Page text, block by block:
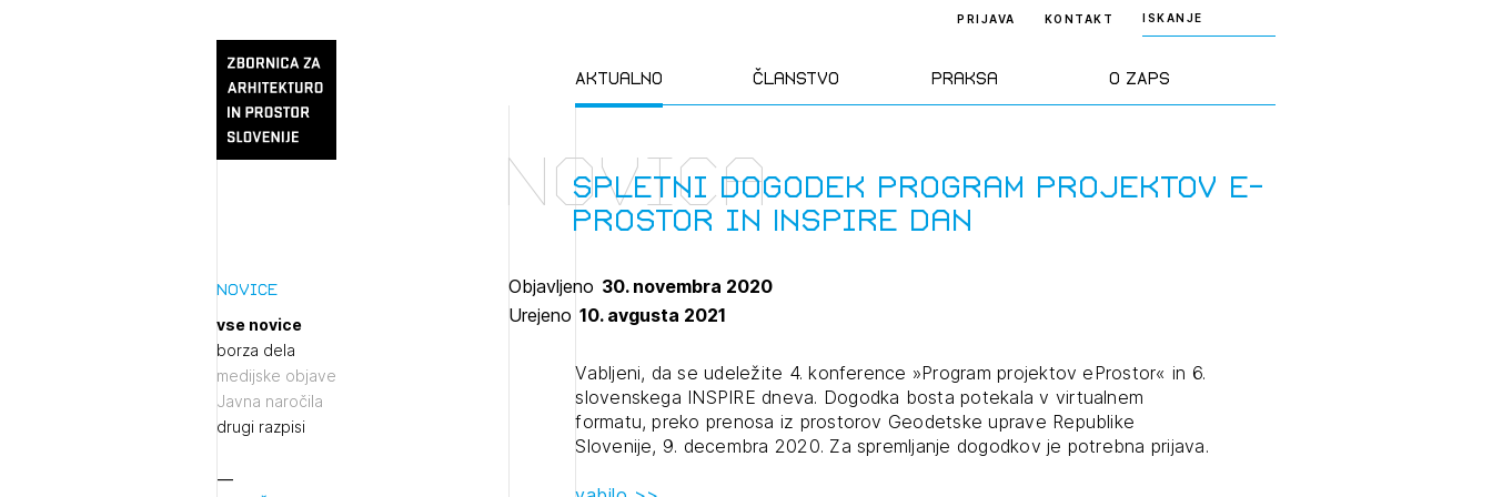
Aktualno Članstvo Praksa O ZAPS
PRIJAVA KONTAKT ISKANJE
Novice
Natečaji
Izobraževanja
Dogodki
Člani ZAPS
Kandidati za
Pravila stroke
Opravljanje
dejavnosti
Projekti
Knjižnica
spletni dogodek Program projektov e-
Prostor in Inspire dan
Novica
Novice
vse novice
borza dela
medijske objave
Javna naročila
drugi razpisi
Objavljeno 30. novembra 2020
Urejeno 10. avgusta 2021
Vabljeni, da se udeležite 4. konference »Program projektov eProstor« in 6.
slovenskega INSPIRE dneva. Dogodka bosta potekala v virtualnem
formatu, preko prenosa iz prostorov Geodetske uprave Republike
Slovenije, 9. decembra 2020. Za spremljanje dogodkov je potrebna prijava.